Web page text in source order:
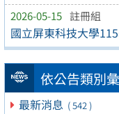
2026-05-15 註冊組
國立屏東科技大學
依公告類別
最新消息 ( 542 )